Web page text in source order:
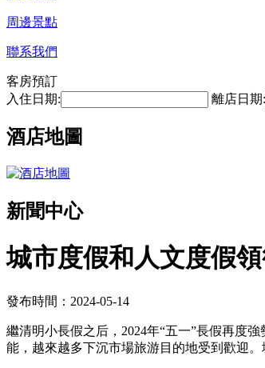
周邊景點
聯系我們
客房預訂
入住日期:
離店日期:
酒店地圖
新聞中心
城市度假和人文度假
發布時間：2024-05-14
繼清明小長假之后，2024年“五一”長假再度
能，越來越多下沉市場旅游目的地受到歡迎